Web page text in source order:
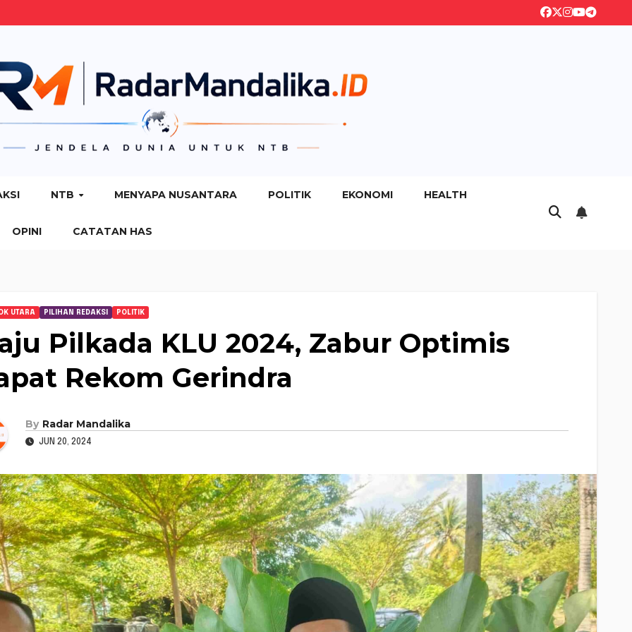
NTB MENYAPA NUSANTARA POLITIK EKONOMI HEALTH
OPINI CATATAN HAS
UTARA PILIHAN REDAKSI POLITIK
Pilkada KLU 2024, Zabur Optimis
Rekom Gerindra
By Radar Mandalika
JUN 20, 2024